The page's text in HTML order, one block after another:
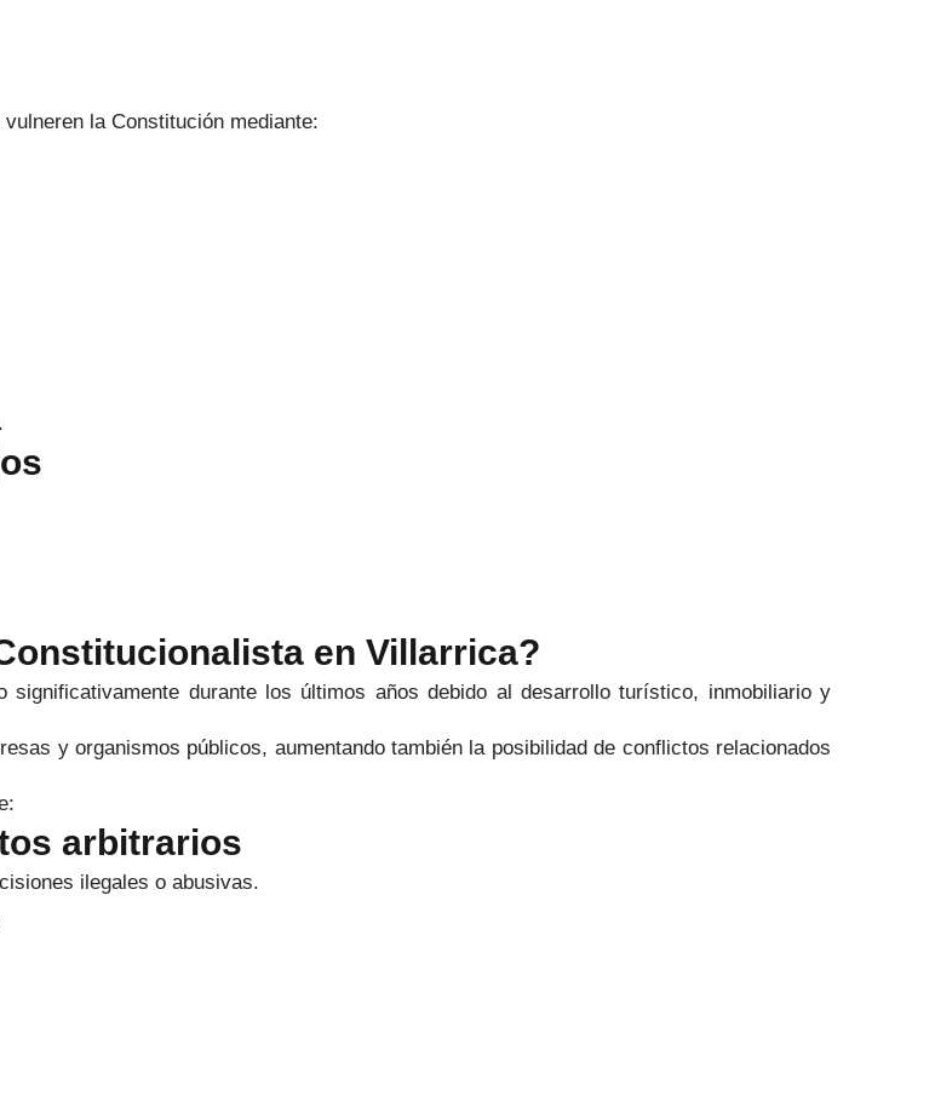
la Constitución mediante:
en Villarrica?
durante los últimos años debido al desarrollo turístico, inmobiliario y
y organismos públicos, aumentando también la posibilidad de conflictos relacionados
arbitrarios
ilegales o abusivas.